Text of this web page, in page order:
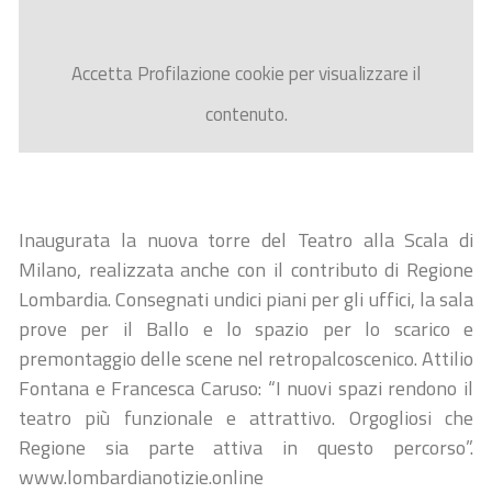
AccettaProfilazionecookie per visualizzare il
contenuto.
Inaugurata la nuova torre del Teatro alla Scala di
Milano, realizzata anche con il contributo di Regione
Lombardia. Consegnati undici piani per gli uffici, la sala
prove per il Ballo e lo spazio per lo scarico e
premontaggio delle scene nel retropalcoscenico. Attilio
Fontana e Francesca Caruso: “I nuovi spazi rendono il
teatro più funzionale e attrattivo. Orgogliosi che
Regione sia parte attiva in questo percorso”.
www.lombardianotizie.online